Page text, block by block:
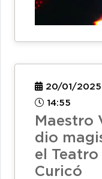
20/01/2025
14:55
Maestro
dio
el
Curicó